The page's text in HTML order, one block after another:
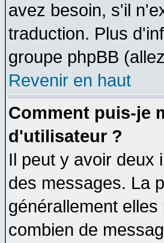
avez besoin, s'il
traduction. Plus
groupe phpBB
Revenir en haut
Comment puis-je
d'utilisateur ?
Il peut y avoir deux
des messages. La
générallement
combien de